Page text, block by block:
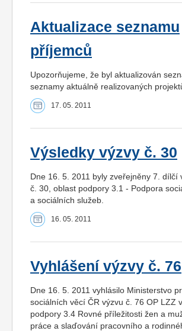
Aktualizace seznamu
příjemců
Upozorňujeme, že byl aktualizován
seznamy aktuálně realizovaných
17. 05. 2011
Výsledky výzvy č. 30
Dne 16. 5. 2011 byly zveřejněny 7. dílčí
č. 30, oblast podpory 3.1 - Podpora
a sociálních služeb.
16. 05. 2011
Vyhlášení výzvy č. 76
Dne 16. 5. 2011 vyhlásilo Ministerstvo
sociálních věcí ČR výzvu č. 76 OP LZZ
podpory 3.4 Rovné příležitosti žen a
práce a slaďování pracovního a